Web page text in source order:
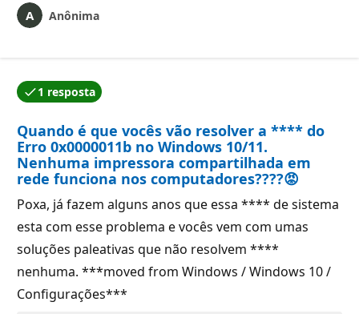
Anônima
1 resposta
Uma das respostas foi aceita pelo autor da pergunta.
Quando é que vocês vão resolver a **** do
Erro 0x0000011b no Windows 10/11.
Nenhuma impressora compartilhada em
rede funciona nos computadores????😡
Poxa, já fazem alguns anos que essa **** de sistema
esta com esse problema e vocês vem com umas
soluções paleativas que não resolvem ****
nenhuma. ***moved from Windows / Windows 10 /
Configurações***